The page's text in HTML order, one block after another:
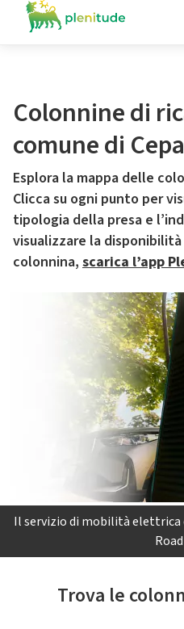
Colonnine di
comune di
Esplora la mappa delle
Clicca su ogni punto per
tipologia della presa e
visualizzare la
colonnina, scarica l’app
Il servizio di mobilità elettrica
Trova le